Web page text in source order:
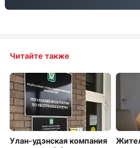
Читайте также
Улан-удэнская компания